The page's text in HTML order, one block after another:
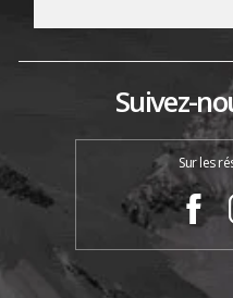
Suivez-
Sur les